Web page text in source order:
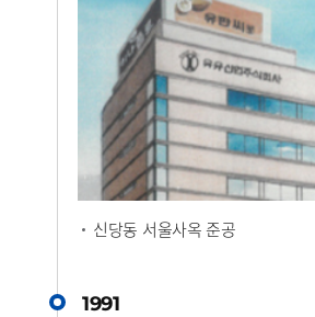
신당동 서울사옥 준공
1991